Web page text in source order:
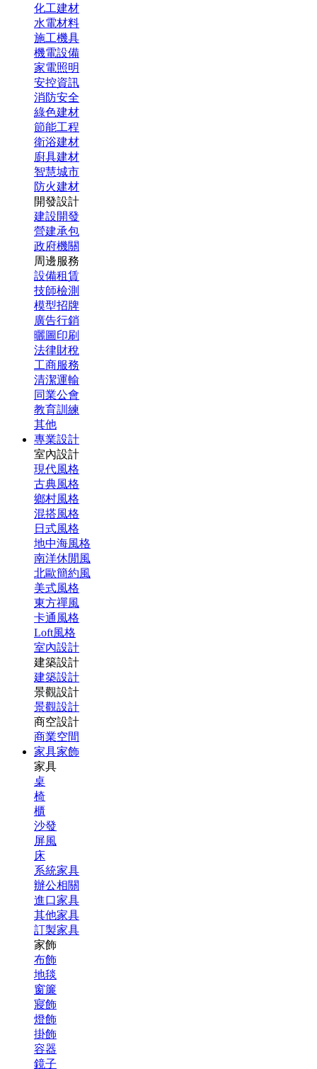
化工建材
水電材料
施工機具
機電設備
家電照明
安控資訊
消防安全
綠色建材
節能工程
衛浴建材
廚具建材
智慧城市
防火建材
開發設計
建設開發
營建承包
政府機關
周邊服務
設備租賃
技師檢測
模型招牌
廣告行銷
曬圖印刷
法律財稅
工商服務
清潔運輸
同業公會
教育訓練
其他
專業設計
室內設計
現代風格
古典風格
鄉村風格
混搭風格
日式風格
地中海風格
南洋休閒風
北歐簡約風
美式風格
東方禪風
卡通風格
Loft風格
室內設計
建築設計
建築設計
景觀設計
景觀設計
商空設計
商業空間
家具家飾
家具
桌
椅
櫃
沙發
屏風
床
系統家具
辦公相關
進口家具
其他家具
訂製家具
家飾
布飾
地毯
窗簾
寢飾
燈飾
掛飾
容器
鏡子